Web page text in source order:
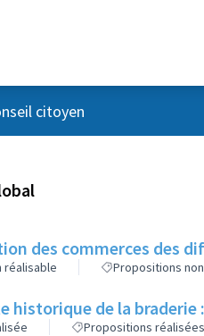
citoyen
des commerces des
réalisable Propositions
historique de la braderie
Propositions réalisées